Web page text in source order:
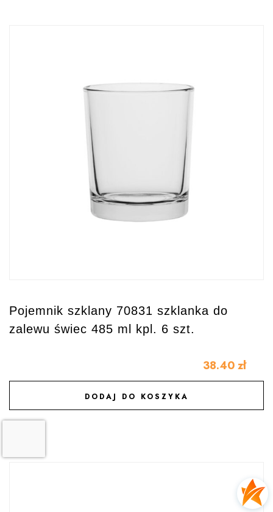
Pojemnik szklany 70831 szklanka do
zalewu świec 485 ml kpl. 6 szt.
38.40 zł
DODAJ DO KOSZYKA
DODAJ DO ULUBIONYCH